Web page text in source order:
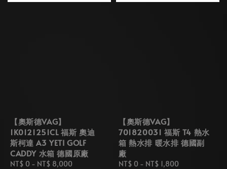
【奧斯德VAG】
1K0121251CL 福斯 奧迪
斯柯達 A3 YETI GOLF
CADDY 水箱 德國原廠
Regular
NT$ 0 - NT$ 8,000
【奧斯德VAG】
701820031 福斯 T4 熱水
箱 熱水排 暖水排 德國副
廠
Regular
NT$ 0 - NT$ 1,800